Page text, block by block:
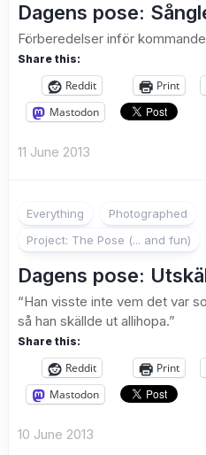
Dagens pose:
Förberedelser inför
Share this:
Reddit Print
Mastodon
11 June 2013
Everything
Photographed
Project: The Pose (... and fun)
Dagens pose:
“Han visste inte vem det var
så han skällde ut allihopa.”
Share this:
Reddit Print
Mastodon
10 June 2013